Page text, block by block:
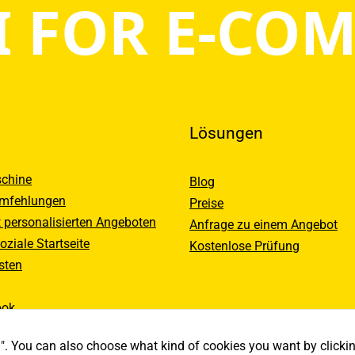
E-
You can also choose what kind of cookies you want by
Angeboten
Startseite
Lösungen
Blog
Preise
Anfrage zu einem Angebot
Kostenlose Prüfung